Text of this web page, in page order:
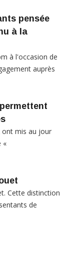
pensée
à la
à l'occasion de
auprès
ont mis au jour
«
Cette distinction
de